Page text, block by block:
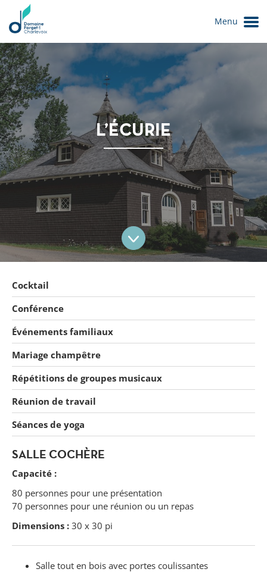
Forget
Menu
L’ÉCURIE
Cocktail
Conférence
Événements familiaux
Mariage champêtre
Répétitions de groupes musicaux
Réunion de travail
Séances de yoga
SALLE COCHÈRE
Capacité :
80 personnes pour une présentation
70 personnes pour une réunion ou un repas
Dimensions : 30 x 30 pi
Salle tout en bois avec portes coulissantes